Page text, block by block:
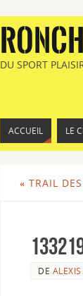
DU SPORT
ACCUEIL LE
« TRAIL
DE